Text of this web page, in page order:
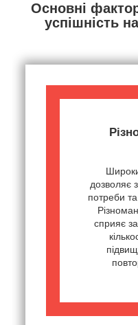
Основні
успішність
дозволяє
потреби та
сприяє